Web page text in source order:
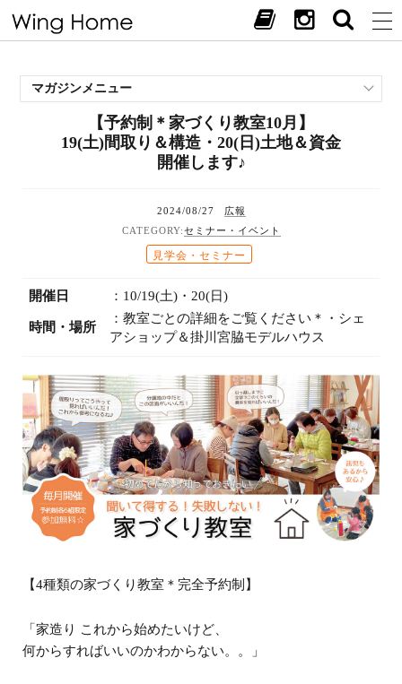
マガジンメニュー
スタッフブログ
見学会・イベント
【予約制＊家づくり教室10月】
19(土)間取り＆構造・20(日)土地＆資金
開催します♪
2024/08/27
広報
セミナー・イベント
見学会・セミナー
開催日 ：10/19(土)・20(日)
時間・場所
：教室ごとの詳細をご覧ください＊・シェ
アショップ＆掛川宮脇モデルハウス
【4種類の家づくり教室＊完全予約制】
「家造り これから始めたいけど、
何からすればいいのかわからない。。」